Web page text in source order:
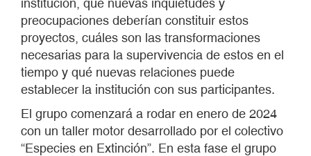
institución, qué nuevas inquietudes y
preocupaciones deberían constituir estos
proyectos, cuáles son las transformaciones
necesarias para la supervivencia de estos en el
tiempo y qué nuevas relaciones puede
establecer la institución con sus participantes.
El grupo comenzará a rodar en enero de 2024
con un taller motor desarrollado por el colectivo
“Especies en Extinción”. En esta fase el grupo